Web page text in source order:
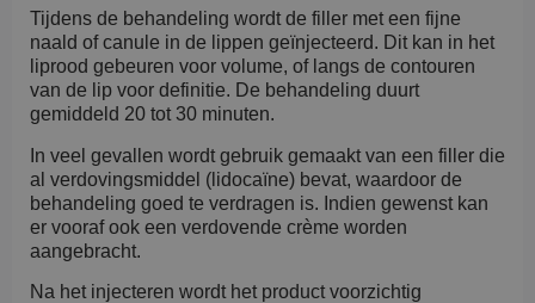
Tijdens de behandeling wordt de filler met een fijne
naald of canule in de lippen geïnjecteerd. Dit kan in het
liprood gebeuren voor volume, of langs de contouren
van de lip voor definitie. De behandeling duurt
gemiddeld 20 tot 30 minuten.
In veel gevallen wordt gebruik gemaakt van een filler die
al verdovingsmiddel (lidocaïne) bevat, waardoor de
behandeling goed te verdragen is. Indien gewenst kan
er vooraf ook een verdovende crème worden
aangebracht.
Na het injecteren wordt het product voorzichtig